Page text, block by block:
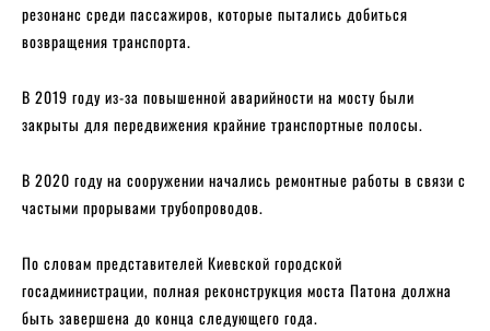
резонанс среди пассажиров, которые пытались добиться
возвращения транспорта.
В 2019 году из-за повышенной аварийности на мосту были
закрыты для передвижения крайние транспортные полосы.
В 2020 году на сооружении начались ремонтные работы в связи с
частыми прорывами трубопроводов.
По словам представителей Киевской городской
госадминистрации, полная реконструкция моста Патона должна
быть завершена до конца следующего года.